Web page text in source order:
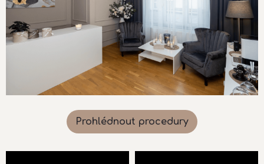
Prohlédnout procedury